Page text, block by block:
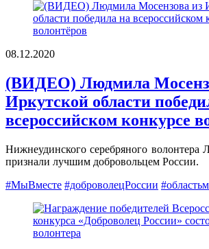
08.12.2020
(ВИДЕО) Людмила
Иркутской области
всероссийском конкурсе
Нижнеудинского серебряного волонтера
признали лучшим добровольцем России.
#МыВместе #доброволецРоссии